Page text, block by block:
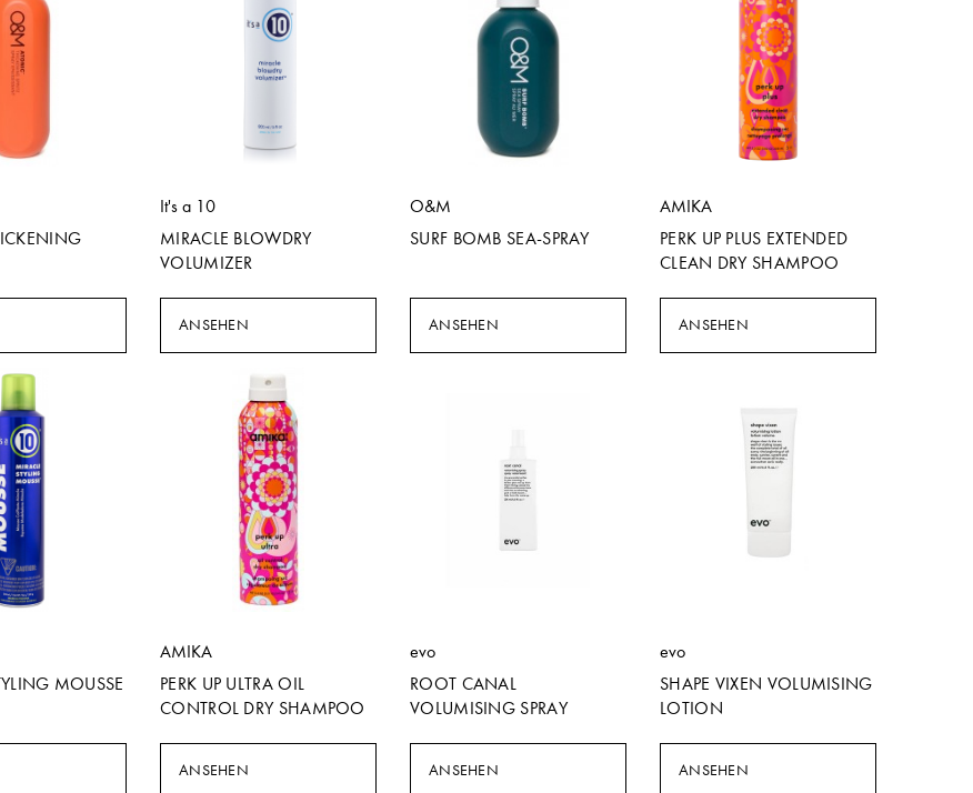
It's a 10
MIRACLE BLOWDRY
VOLUMIZER
ANSEHEN
O&M
SURF BOMB SEA-SPRAY
ANSEHEN
AMIKA
PERK UP PLUS EXTENDED
CLEAN DRY SHAMPOO
ANSEHEN
MOUSSE
AMIKA
PERK UP ULTRA OIL
CONTROL DRY SHAMPOO
ANSEHEN
evo
ROOT CANAL
VOLUMISING SPRAY
ANSEHEN
evo
SHAPE VIXEN VOLUMISING
LOTION
ANSEHEN